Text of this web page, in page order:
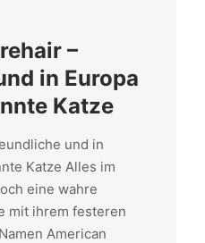
–
in Europa
Katze
und in
Katze Alles im
eine wahre
mit ihrem festeren
American